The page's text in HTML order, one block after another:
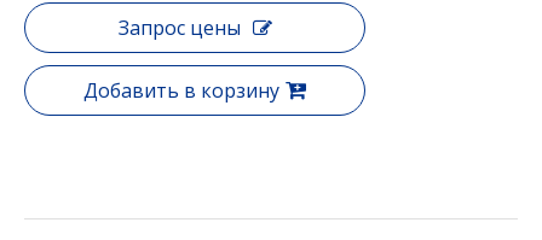
Запрос цены
Добавить в корзину